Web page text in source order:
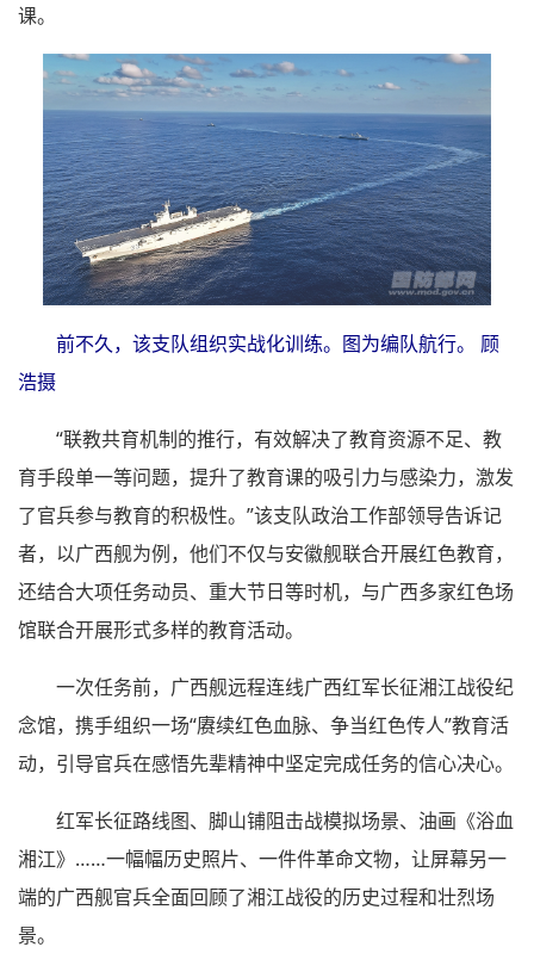
课。
前不久，该支队组织实战化训练。图为编队航行。 顾
浩摄
“联教共育机制的推行，有效解决了教育资源不足、教
育手段单一等问题，提升了教育课的吸引力与感染力，激发
了官兵参与教育的积极性。”该支队政治工作部领导告诉记
者，以广西舰为例，他们不仅与安徽舰联合开展红色教育，
还结合大项任务动员、重大节日等时机，与广西多家红色场
馆联合开展形式多样的教育活动。
一次任务前，广西舰远程连线广西红军长征湘江战役纪
念馆，携手组织一场“赓续红色血脉、争当红色传人”教育活
动，引导官兵在感悟先辈精神中坚定完成任务的信心决心。
红军长征路线图、脚山铺阻击战模拟场景、油画《浴血
湘江》……一幅幅历史照片、一件件革命文物，让屏幕另一
端的广西舰官兵全面回顾了湘江战役的历史过程和壮烈场
景。